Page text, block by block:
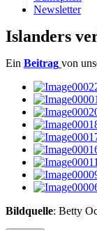
Newsletter
Islanders
Ein Beitrag von
Bildquelle: Betty